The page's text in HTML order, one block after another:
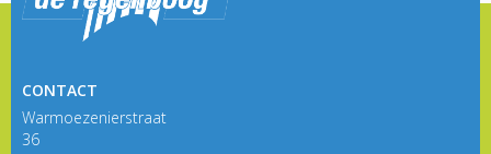
CONTACT
Warmoezenierstraat
36